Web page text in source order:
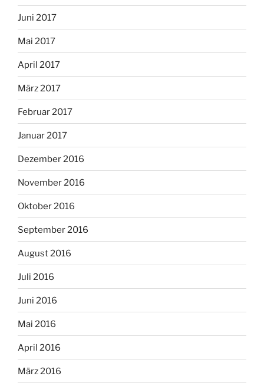
Juni 2017
Mai 2017
April 2017
März 2017
Februar 2017
Januar 2017
Dezember 2016
November 2016
Oktober 2016
September 2016
August 2016
Juli 2016
Juni 2016
Mai 2016
April 2016
März 2016